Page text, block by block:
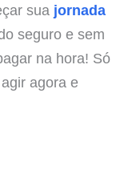
sua jornada
seguro e sem
na hora! Só
agora e